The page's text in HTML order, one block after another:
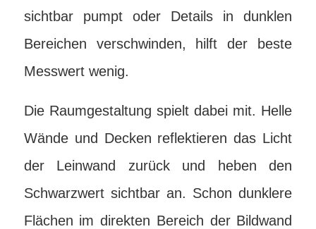
sichtbar pumpt oder Details in dunklen
Bereichen verschwinden, hilft der beste
Messwert wenig.
Die Raumgestaltung spielt dabei mit. Helle
Wände und Decken reflektieren das Licht
der Leinwand zurück und heben den
Schwarzwert sichtbar an. Schon dunklere
Flächen im direkten Bereich der Bildwand